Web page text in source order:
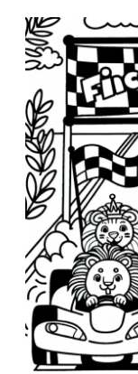
u
b
l
i
c
a
t
i
o
n